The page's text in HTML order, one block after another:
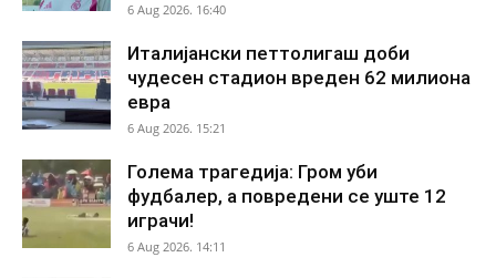
6 Aug 2026. 16:40
Италијански петтолигаш доби
чудесен стадион вреден 62 милиона
евра
6 Aug 2026. 15:21
Голема трагедија: Гром уби
фудбалер, а повредени се уште 12
играчи!
6 Aug 2026. 14:11